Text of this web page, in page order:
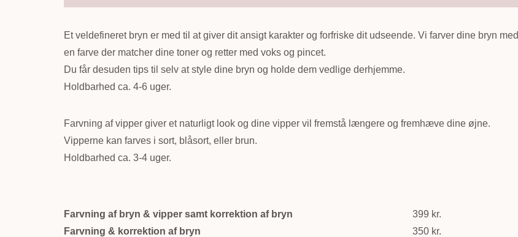
Et veldefineret bryn er med til at giver dit ansigt karakter og forfriske dit udseende. Vi farver dine bryn med
en farve der matcher dine toner og retter med voks og pincet.
Du får desuden tips til selv at style dine bryn og holde dem vedlige derhjemme.
Holdbarhed ca. 4-6 uger.
Farvning af vipper giver et naturligt look og dine vipper vil fremstå længere og fremhæve dine øjne.
Vipperne kan farves i sort, blåsort, eller brun.
Holdbarhed ca. 3-4 uger.
Farvning af bryn & vipper samt korrektion af bryn
Farvning & korrektion af bryn
399 kr.
350 kr.